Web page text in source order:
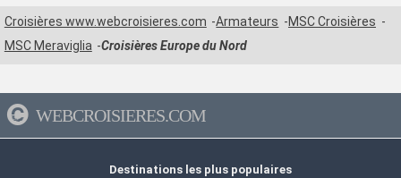
Croisières www.webcroisieres.com Armateurs
MSC Croisières
MSC Meraviglia
Croisières Europe du Nord
WEBCROISIERES.COM
Destinations les plus populaires